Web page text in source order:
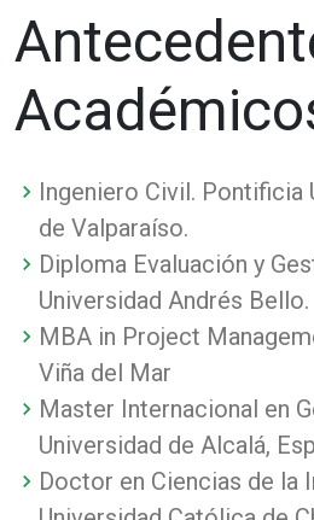
Ingeniero Civil. Pontificia
de Valparaíso.
Diploma Evaluación y
Universidad Andrés Bello.
MBA in Project
Viña del Mar
Master Internacional en
Universidad de Alcalá,
Doctor en Ciencias de la